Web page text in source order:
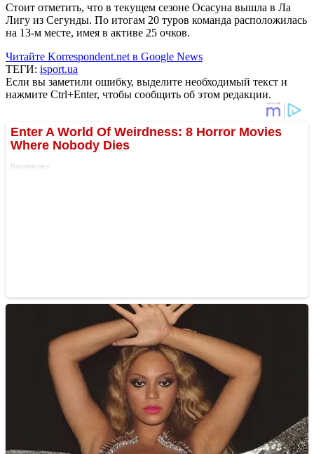
Стоит отметить, что в текущем сезоне Осасуна вышла в Ла
Лигу из Сегунды. По итогам 20 туров команда расположилась
на 13-м месте, имея в активе 25 очков.
Читайте Korrespondent.net в Google News
ТЕГИ: isport.ua
Если вы заметили ошибку, выделите необходимый текст и
нажмите Ctrl+Enter, чтобы сообщить об этом редакции.